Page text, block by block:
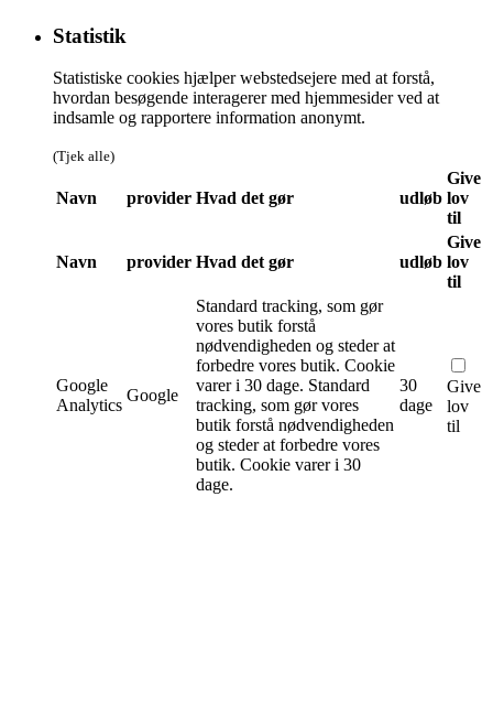
Statistik
Statistiske cookies hjælper webstedsejere med at forstå,
hvordan besøgende interagerer med hjemmesider ved at
indsamle og rapportere information anonymt.
(Tjek alle)
Navn provider Hvad det gør udløb
Give
lov
til
Navn provider Hvad det gør udløb
Give
lov
til
Google
Analytics
Google
Standard tracking, som gør
vores butik forstå
nødvendigheden og steder at
forbedre vores butik. Cookie
varer i 30 dage. Standard
tracking, som gør vores
butik forstå nødvendigheden
og steder at forbedre vores
butik. Cookie varer i 30
dage.
30
dage
Give
lov
til